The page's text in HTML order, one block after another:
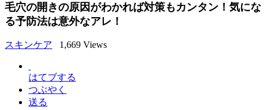
毛穴の開きの原因がわかれば対策もカンタン！気にな
る予防法は意外なアレ！
スキンケア 1,669 Views
はてブする
つぶやく
送る